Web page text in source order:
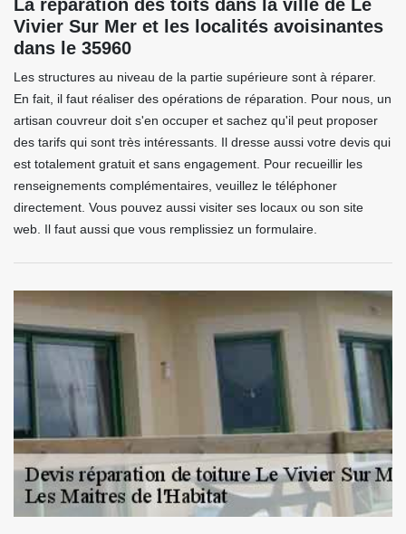
La réparation des toits dans la ville de Le
Vivier Sur Mer et les localités avoisinantes
dans le 35960
Les structures au niveau de la partie supérieure sont à réparer.
En fait, il faut réaliser des opérations de réparation. Pour nous, un
artisan couvreur doit s'en occuper et sachez qu'il peut proposer
des tarifs qui sont très intéressants. Il dresse aussi votre devis qui
est totalement gratuit et sans engagement. Pour recueillir les
renseignements complémentaires, veuillez le téléphoner
directement. Vous pouvez aussi visiter ses locaux ou son site
web. Il faut aussi que vous remplissiez un formulaire.